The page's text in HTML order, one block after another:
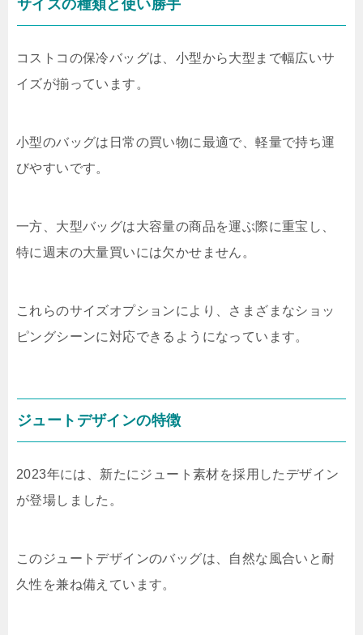
サイズの種類と使い勝手
コストコの保冷バッグは、小型から大型まで幅広いサ
イズが揃っています。
小型のバッグは日常の買い物に最適で、軽量で持ち運
びやすいです。
一方、大型バッグは大容量の商品を運ぶ際に重宝し、
特に週末の大量買いには欠かせません。
これらのサイズオプションにより、さまざまなショッ
ピングシーンに対応できるようになっています。
ジュートデザインの特徴
2023年には、新たにジュート素材を採用したデザイン
が登場しました。
このジュートデザインのバッグは、自然な風合いと耐
久性を兼ね備えています。